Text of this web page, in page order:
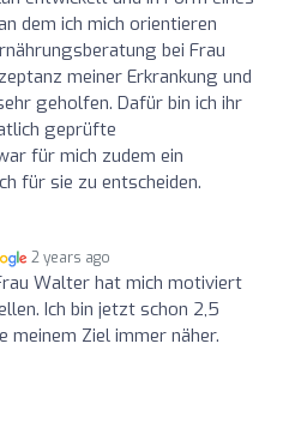
dem ich mich orientieren
bei Frau
meiner Erkrankung und
geholfen. Dafür bin ich ihr
geprüfte
für mich zudem ein
für sie zu entscheiden.
2 years ago
Walter hat mich motiviert
Ich bin jetzt schon 2,5
meinem Ziel immer näher.